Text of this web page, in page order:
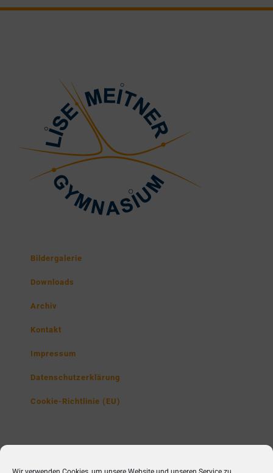
Bildergalerie
Downloads
Archiv
Kontakt
Impressum
Datenschutzerklärung
Cookie-Richtlinie (EU)